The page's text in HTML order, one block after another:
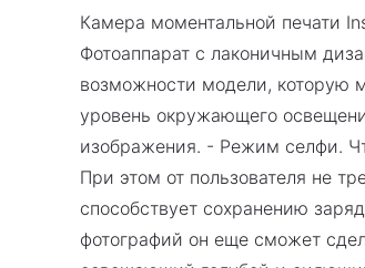
Камера моментальной печати
Фотоаппарат с лаконичным
возможности модели, которую
уровень окружающего
изображения. - Режим селфи.
При этом от пользователя не
способствует сохранению
фотографий он еще сможет